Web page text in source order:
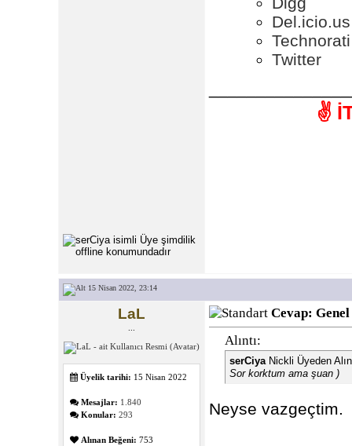
Del.icio.us
Technorati
Twitter
✌️
15 Nisan 2022, 23:14
LaL
Üyelik tarihi: 15 Nisan 2022
Mesajlar: 1.840
Konular: 293
Alınan Beğeni: 753
Cevap: Genel
Alıntı:
serCiya Nickli Üyeden
Sor korktum ama şuan )
Neyse vazgeçtim.